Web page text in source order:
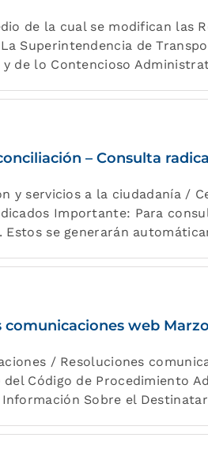
de la cual se modifican las
Superintendencia de
de lo Contencioso
– Consulta
y servicios a la ciudadanía /
Importante: Para
Estos se generarán
comunicaciones web
/ Resoluciones
Código de Procedimiento
Sobre el